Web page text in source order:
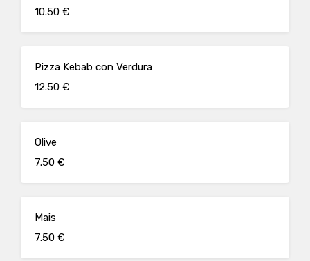
10.50 €
Pizza Kebab con Verdura
12.50 €
Olive
7.50 €
Mais
7.50 €